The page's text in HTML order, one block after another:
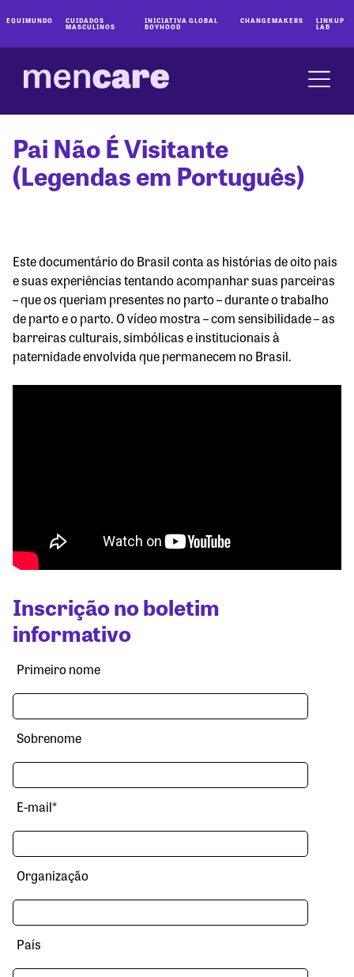
EQUIMUNDO CUIDADOS
MASCULINOS
INICIATIVA GLOBAL
BOYHOOD
CHANGEMAKERS LINKUP
LAB
Pai Não É Visitante
(Legendas em Português)
Este documentário do Brasil conta as histórias de oito pais
e suas experiências tentando acompanhar suas parceiras
– que os queriam presentes no parto – durante o trabalho
de parto e o parto. O vídeo mostra – com sensibilidade – as
barreiras culturais, simbólicas e institucionais à
paternidade envolvida que permanecem no Brasil.
Inscrição no boletim
informativo
Primeiro nome
Sobrenome
E-mail*
Organização
País